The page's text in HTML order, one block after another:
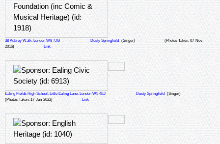
38 Aubrey Walk, London W8 7JG Dusty Springfield (Singer)
(Photos Taken: 07-Nov-
2016)
Link
Ealing Fields High School, Little Ealing Lane, London W5 4EJ Dusty Springfield (Singer)
(Photos Taken: 17-Jun-2022)
Link